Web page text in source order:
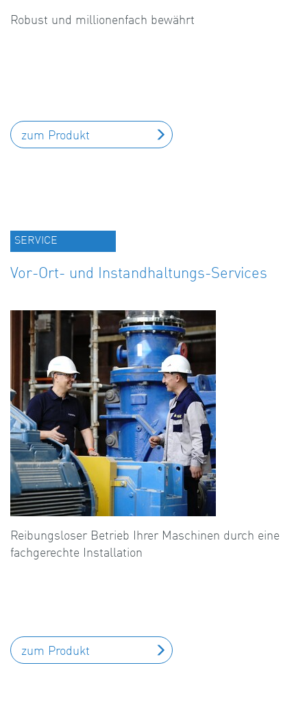
Robust und millionenfach bewährt
zum Produkt
SERVICE
Vor-Ort- und Instandhaltungs-Services
Reibungsloser Betrieb Ihrer Maschinen durch eine
fachgerechte Installation
zum Produkt